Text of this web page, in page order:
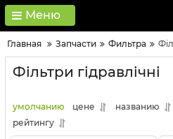
Меню
Главная Запчасти Фильтра
Фільтри гідравлічні
умолчанию цене
названию
рейтингу